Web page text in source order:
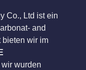
Co., Ltd ist ein
and
bieten wir im
wir wurden